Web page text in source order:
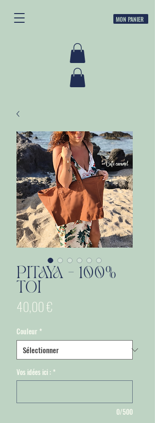
MON PANIER
PITAYA - 100%
TOI
40,00 €
Couleur *
Vos idées ici : *
0/500